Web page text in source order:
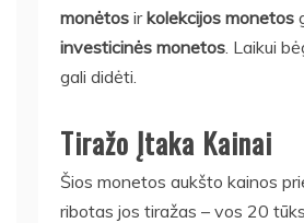
monėtos irkolekcijos monetos
investicinės monetos . Laikui
gali didėti.
Tiražo Įtaka Kainai
Šios monetos aukšto kainos
ribotas jos tiražas – vos 20